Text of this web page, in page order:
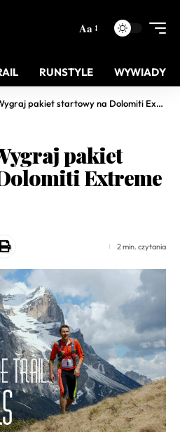
Aa
RUNSTYLE WYWIADY
pakiet startowy na Dolomiti Extreme Trail 2016!
pakiet
Extreme
2 min. czytania